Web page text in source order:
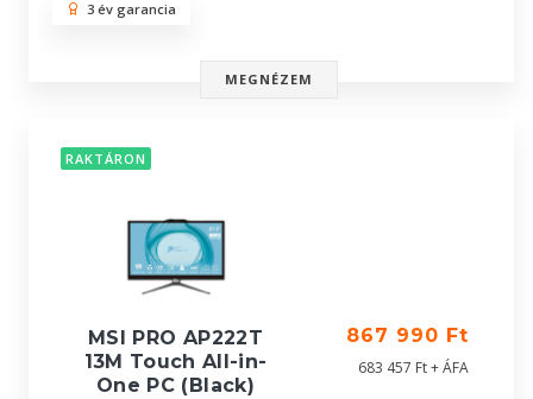
3 év garancia
MEGNÉZEM
RAKTÁRON
MSI PRO AP222T
13M Touch All-in-
One PC (Black)
867 990 Ft
683 457 Ft + ÁFA